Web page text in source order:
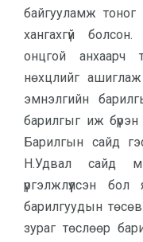
байгууламж тоног
хангахгүй
онцгой анхаарч
нөхцлийг
эмнэлгийн
барилгыг иж
Барилгын сайд
Н.Удвал сайд
үргэлжлүүлсэн
барилгуудын
зураг төслөөр